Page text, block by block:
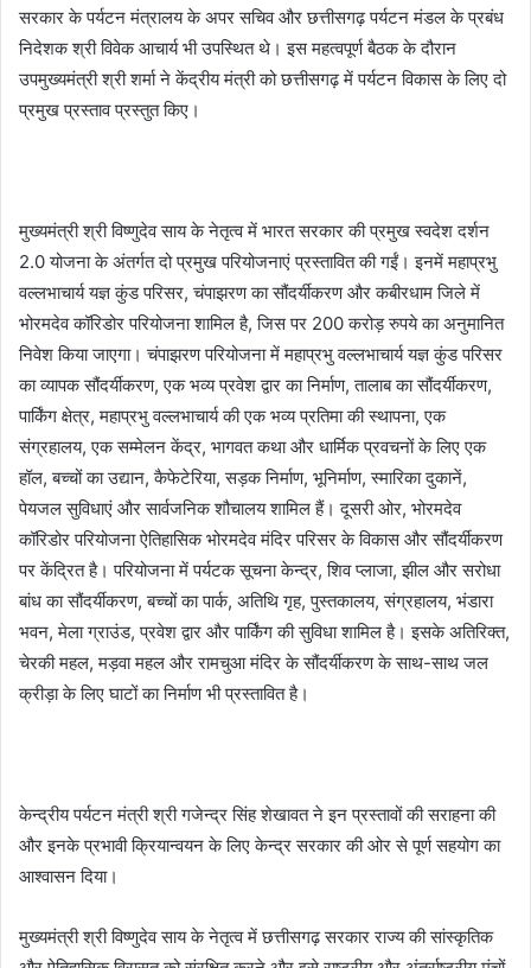
सरकार के पर्यटन मंत्रालय के अपर सचिव और छत्तीसगढ़ पर्यटन मंडल के प्रबंध
निदेशक श्री विवेक आचार्य भी उपस्थित थे। इस महत्वपूर्ण बैठक के दौरान
उपमुख्यमंत्री श्री शर्मा ने केंद्रीय मंत्री को छत्तीसगढ़ में पर्यटन विकास के लिए दो
प्रमुख प्रस्ताव प्रस्तुत किए।
मुख्यमंत्री श्री विष्णुदेव साय के नेतृत्व में भारत सरकार की प्रमुख स्वदेश दर्शन
2.0 योजना के अंतर्गत दो प्रमुख परियोजनाएं प्रस्तावित की गईं। इनमें महाप्रभु
वल्लभाचार्य यज्ञ कुंड परिसर, चंपाझरण का सौंदर्यीकरण और कबीरधाम जिले में
भोरमदेव कॉरिडोर परियोजना शामिल है, जिस पर 200 करोड़ रुपये का अनुमानित
निवेश किया जाएगा। चंपाझरण परियोजना में महाप्रभु वल्लभाचार्य यज्ञ कुंड परिसर
का व्यापक सौंदर्यीकरण, एक भव्य प्रवेश द्वार का निर्माण, तालाब का सौंदर्यीकरण,
पार्किंग क्षेत्र, महाप्रभु वल्लभाचार्य की एक भव्य प्रतिमा की स्थापना, एक
संग्रहालय, एक सम्मेलन केंद्र, भागवत कथा और धार्मिक प्रवचनों के लिए एक
हॉल, बच्चों का उद्यान, कैफेटेरिया, सड़क निर्माण, भूनिर्माण, स्मारिका दुकानें,
पेयजल सुविधाएं और सार्वजनिक शौचालय शामिल हैं। दूसरी ओर, भोरमदेव
कॉरिडोर परियोजना ऐतिहासिक भोरमदेव मंदिर परिसर के विकास और सौंदर्यीकरण
पर केंद्रित है। परियोजना में पर्यटक सूचना केन्द्र, शिव प्लाजा, झील और सरोधा
बांध का सौंदर्यीकरण, बच्चों का पार्क, अतिथि गृह, पुस्तकालय, संग्रहालय, भंडारा
भवन, मेला ग्राउंड, प्रवेश द्वार और पार्किंग की सुविधा शामिल है। इसके अतिरिक्त,
चेरकी महल, मड़वा महल और रामचुआ मंदिर के सौंदर्यीकरण के साथ-साथ जल
क्रीड़ा के लिए घाटों का निर्माण भी प्रस्तावित है।
केन्द्रीय पर्यटन मंत्री श्री गजेन्द्र सिंह शेखावत ने इन प्रस्तावों की सराहना की
और इनके प्रभावी क्रियान्वयन के लिए केन्द्र सरकार की ओर से पूर्ण सहयोग का
आश्वासन दिया।
मुख्यमंत्री श्री विष्णुदेव साय के नेतृत्व में छत्तीसगढ़ सरकार राज्य की सांस्कृतिक